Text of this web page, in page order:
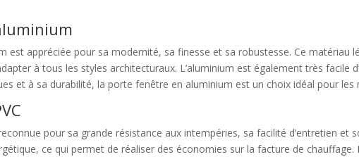
est appréciée pour sa modernité, sa finesse et sa robustesse. Ce matériau
à tous les styles architecturaux. L’aluminium est également très facile
et à sa durabilité, la porte fenêtre en aluminium est un choix idéal pour
pour sa grande résistance aux intempéries, sa facilité d’entretien
ce qui permet de réaliser des économies sur la facture de